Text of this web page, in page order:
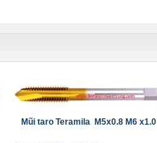
Mũi taro Teramila M5x0.8 M6 x1.0